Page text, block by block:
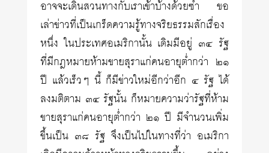
อาจจะเดินสวนทางกับเราเข้าบ้างด้วยซ้ำ ขอ
เล่าข่าวที่เป็นเกร็ดความรู้ทางจริยธรรมสักเรื่อง
หนึ่ง ในประเทศอเมริกานั้น เดิมมีอยู่ ๓๔ รัฐ
ที่มีกฎหมายห้ามขายสุราแก่คนอายุต่ำกว่า ๒๑
ปี แล้วเร็วๆ นี้ ก็มีข่าวใหม่อีกว่าอีก ๔ รัฐ ได้
ลงมติตาม ๓๔ รัฐนั้น ก็หมายความว่ารัฐที่ห้าม
ขายสุราแก่คนอายุต่ำกว่า ๒๑ ปี มีจำนวนเพิ่ม
ขึ้นเป็น ๓๘ รัฐ จึงเป็นไปในทางที่ว่า อเมริกา